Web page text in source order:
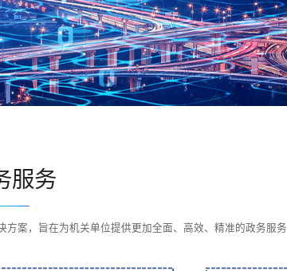
服务
案，旨在为机关单位提供更加全面、高效、精准的政务服务